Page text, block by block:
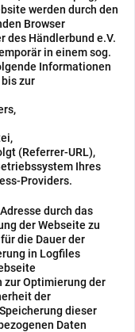
werden durch den
Browser
des Händlerbund e.V.
in einem sog.
Informationen
zur
(Referrer-URL),
Ihres
Providers.
durch das
der Webseite zu
die Dauer der
in Logfiles
zur Optimierung der
der
dieser
Daten